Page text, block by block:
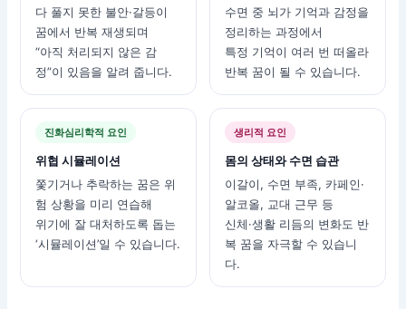
다 풀지 못한 불안·갈등이
꿈에서 반복 재생되며
“아직 처리되지 않은 감
정”이 있음을 알려 줍니다.
수면 중 뇌가 기억과 감정을
정리하는 과정에서
특정 기억이 여러 번 떠올라
반복 꿈이 될 수 있습니다.
진화심리학적 요인
위협 시뮬레이션
쫓기거나 추락하는 꿈은 위
험 상황을 미리 연습해
위기에 잘 대처하도록 돕는
‘시뮬레이션’일 수 있습니다.
생리적 요인
몸의 상태와 수면 습관
이갈이, 수면 부족, 카페인·
알코올, 교대 근무 등
신체·생활 리듬의 변화도 반
복 꿈을 자극할 수 있습니
다.